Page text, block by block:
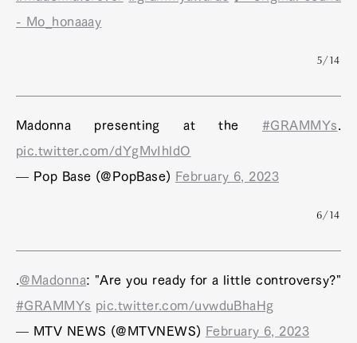
- Mo_honaaay
5/14
Madonna presenting at the #GRAMMYs
pic.twitter.com/dYgMvIhldO
— Pop Base (@PopBase)
February 6, 2023
6/14
@Madonna: "Are you ready for a little controversy?"
#GRAMMYs pic.twitter.com/uvwduBhaHg
— MTV NEWS (@MTVNEWS)
February 6, 2023